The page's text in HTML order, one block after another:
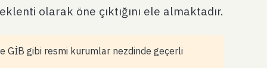
olarak öne çıktığını ele almaktadır.
GİB gibi resmi kurumlar nezdinde geçerli